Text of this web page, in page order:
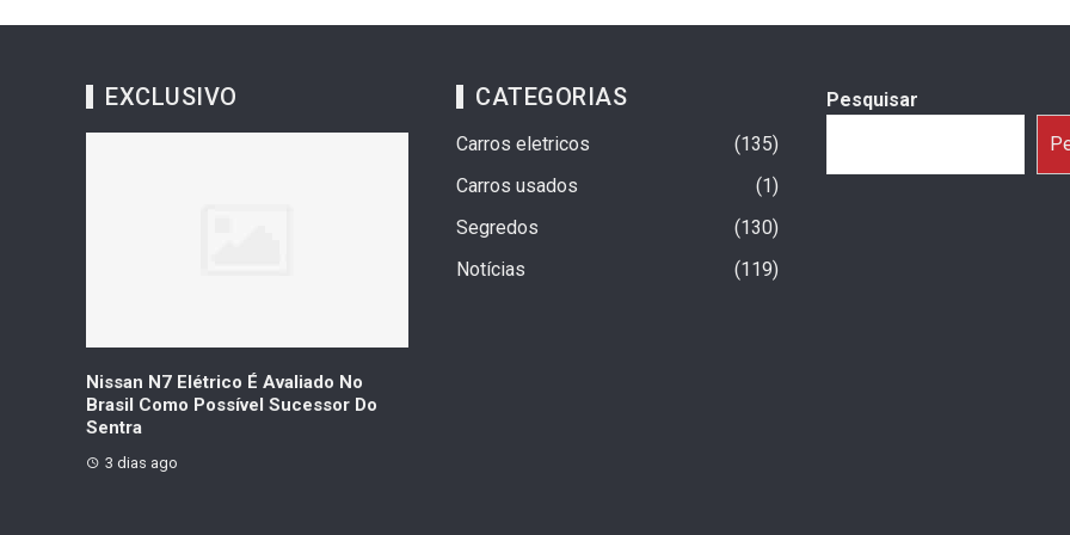
EXCLUSIVO
Nissan N7 Elétrico É Avaliado No
Brasil Como Possível Sucessor Do
Sentra
3 dias ago
CATEGORIAS
Carros eletricos
135
Carros usados
1
Segredos
130
Notícias
119
Pesquisar